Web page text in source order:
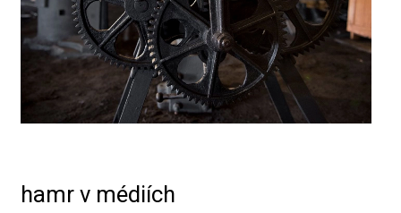
hamr v médiích